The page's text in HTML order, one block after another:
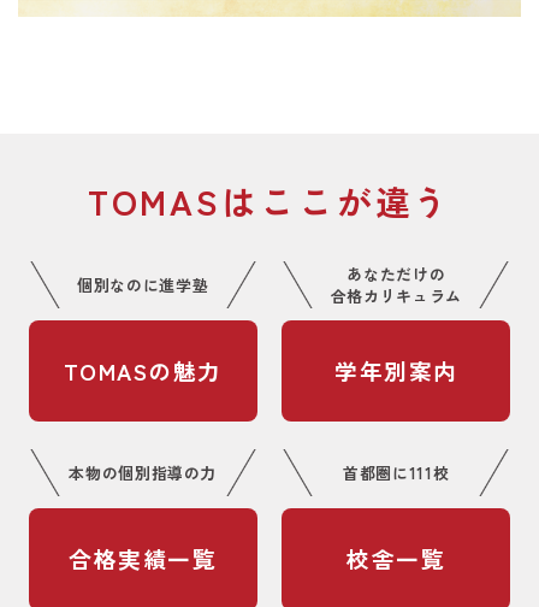
TOMASはここが違う
個別なのに進学塾
TOMASの魅力
あなただけの
合格カリキュラム
学年別案内
本物の個別指導の力
合格実績一覧
首都圏に111校
校舎一覧